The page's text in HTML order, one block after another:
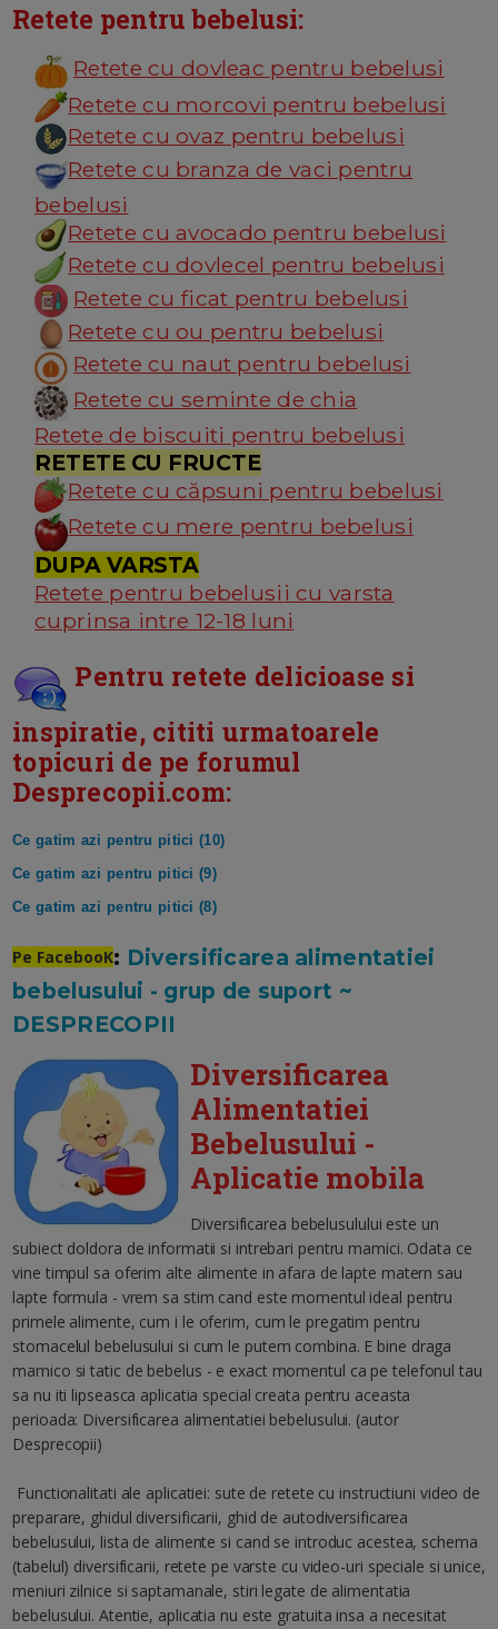
Retete pentru bebelusi:
Retete cu dovleac pentru bebelusi
Retete cu morcovi pentru bebelusi
Retete cu ovaz pentru bebelusi
Retete cu branza de vaci pentru
bebelusi
Retete cu avocado pentru bebelusi
Retete cu dovlecel pentru bebelusi
Retete cu ficat pentru bebelusi
Retete cu ou pentru bebelusi
Retete cu naut pentru bebelusi
Retete cu seminte de chia
Retete de biscuiti pentru bebelusi
RETETE CU FRUCTE
Retete cu căpsuni pentru bebelusi
Retete cu mere pentru bebelusi
DUPA VARSTA
Retete pentru bebelusii cu varsta
cuprinsa intre 12-18 luni
Pentru retete delicioase si
inspiratie, cititi urmatoarele
topicuri de pe forumul
Desprecopii.com:
Ce gatim azi pentru pitici (10)
Ce gatim azi pentru pitici (9)
Ce gatim azi pentru pitici (8)
Pe FacebooK: Diversificarea alimentatiei
bebelusului - grup de suport ~
DESPRECOPII
Diversificarea
Alimentatiei
Bebelusului -
Aplicatie mobila
Diversificarea bebelusulului este un
subiect doldora de informatii si intrebari pentru mamici. Odata ce
vine timpul sa oferim alte alimente in afara de lapte matern sau
lapte formula - vrem sa stim cand este momentul ideal pentru
primele alimente, cum i le oferim, cum le pregatim pentru
stomacelul bebelusului si cum le putem combina. E bine draga
mamico si tatic de bebelus - e exact momentul ca pe telefonul tau
sa nu iti lipseasca aplicatia special creata pentru aceasta
perioada: Diversificarea alimentatiei bebelusului. (autor
Desprecopii)
Functionalitati ale aplicatiei: sute de retete cu instructiuni video de
preparare, ghidul diversificarii, ghid de autodiversificarea
bebelusului, lista de alimente si cand se introduc acestea, schema
(tabelul) diversificarii, retete pe varste cu video-uri speciale si unice,
meniuri zilnice si saptamanale, stiri legate de alimentatia
bebelusului. Atentie, aplicatia nu este gratuita insa a necesitat